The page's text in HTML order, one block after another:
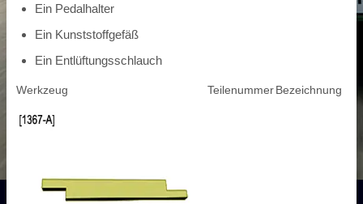
Ein Pedalhalter
Ein Kunststoffgefäß
Ein Entlüftungsschlauch
Werkzeug TeilenummerBezeichnung